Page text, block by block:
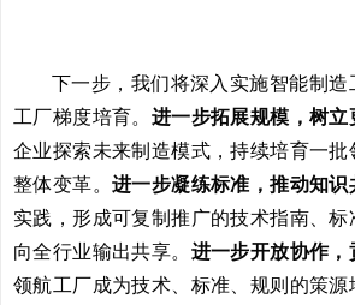
下一步，我们将深入实施智能制
工厂梯度培育。 进一步拓展规模，树立
企业探索未来制造模式，持续培育一批
整体变革。 进一步凝练标准，推动知识
实践，形成可复制推广的技术指南、标
向全行业输出共享。 进一步开放协作，
领航工厂成为技术、标准、规则的策源